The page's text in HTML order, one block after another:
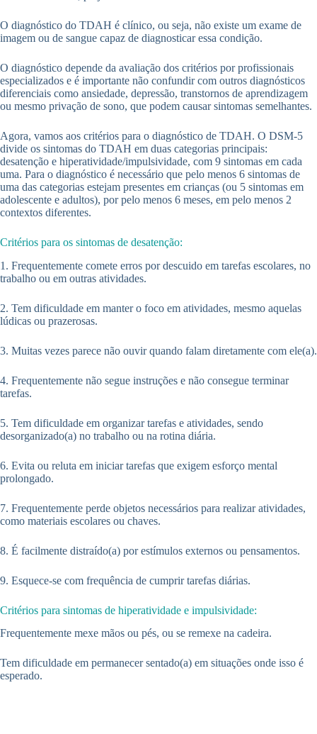
O diagnóstico do TDAH é clínico, ou seja, não existe um exame de
imagem ou de sangue capaz de diagnosticar essa condição.
O diagnóstico depende da avaliação dos critérios por profissionais
especializados e é importante não confundir com outros diagnósticos
diferenciais como ansiedade, depressão, transtornos de aprendizagem
ou mesmo privação de sono, que podem causar sintomas semelhantes.
Agora, vamos aos critérios para o diagnóstico de TDAH. O DSM-5
divide os sintomas do TDAH em duas categorias principais:
desatenção e hiperatividade/impulsividade, com 9 sintomas em cada
uma. Para o diagnóstico é necessário que pelo menos 6 sintomas de
uma das categorias estejam presentes em crianças (ou 5 sintomas em
adolescente e adultos), por pelo menos 6 meses, em pelo menos 2
contextos diferentes.
Critérios para os sintomas de desatenção:
1. Frequentemente comete erros por descuido em tarefas escolares, no
trabalho ou em outras atividades.
2. Tem dificuldade em manter o foco em atividades, mesmo aquelas
lúdicas ou prazerosas.
3. Muitas vezes parece não ouvir quando falam diretamente com ele(a).
4. Frequentemente não segue instruções e não consegue terminar
tarefas.
5. Tem dificuldade em organizar tarefas e atividades, sendo
desorganizado(a) no trabalho ou na rotina diária.
6. Evita ou reluta em iniciar tarefas que exigem esforço mental
prolongado.
7. Frequentemente perde objetos necessários para realizar atividades,
como materiais escolares ou chaves.
8. É facilmente distraído(a) por estímulos externos ou pensamentos.
9. Esquece-se com frequência de cumprir tarefas diárias.
Critérios para sintomas de hiperatividade e impulsividade:
Frequentemente mexe mãos ou pés, ou se remexe na cadeira.
Tem dificuldade em permanecer sentado(a) em situações onde isso é
esperado.